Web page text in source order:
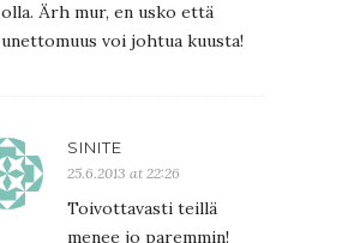
olla. Ärh mur, en usko että
unettomuus voi johtua kuusta!
SINITE
25.6.2013 at 22:26
Toivottavasti teillä
menee jo paremmin!